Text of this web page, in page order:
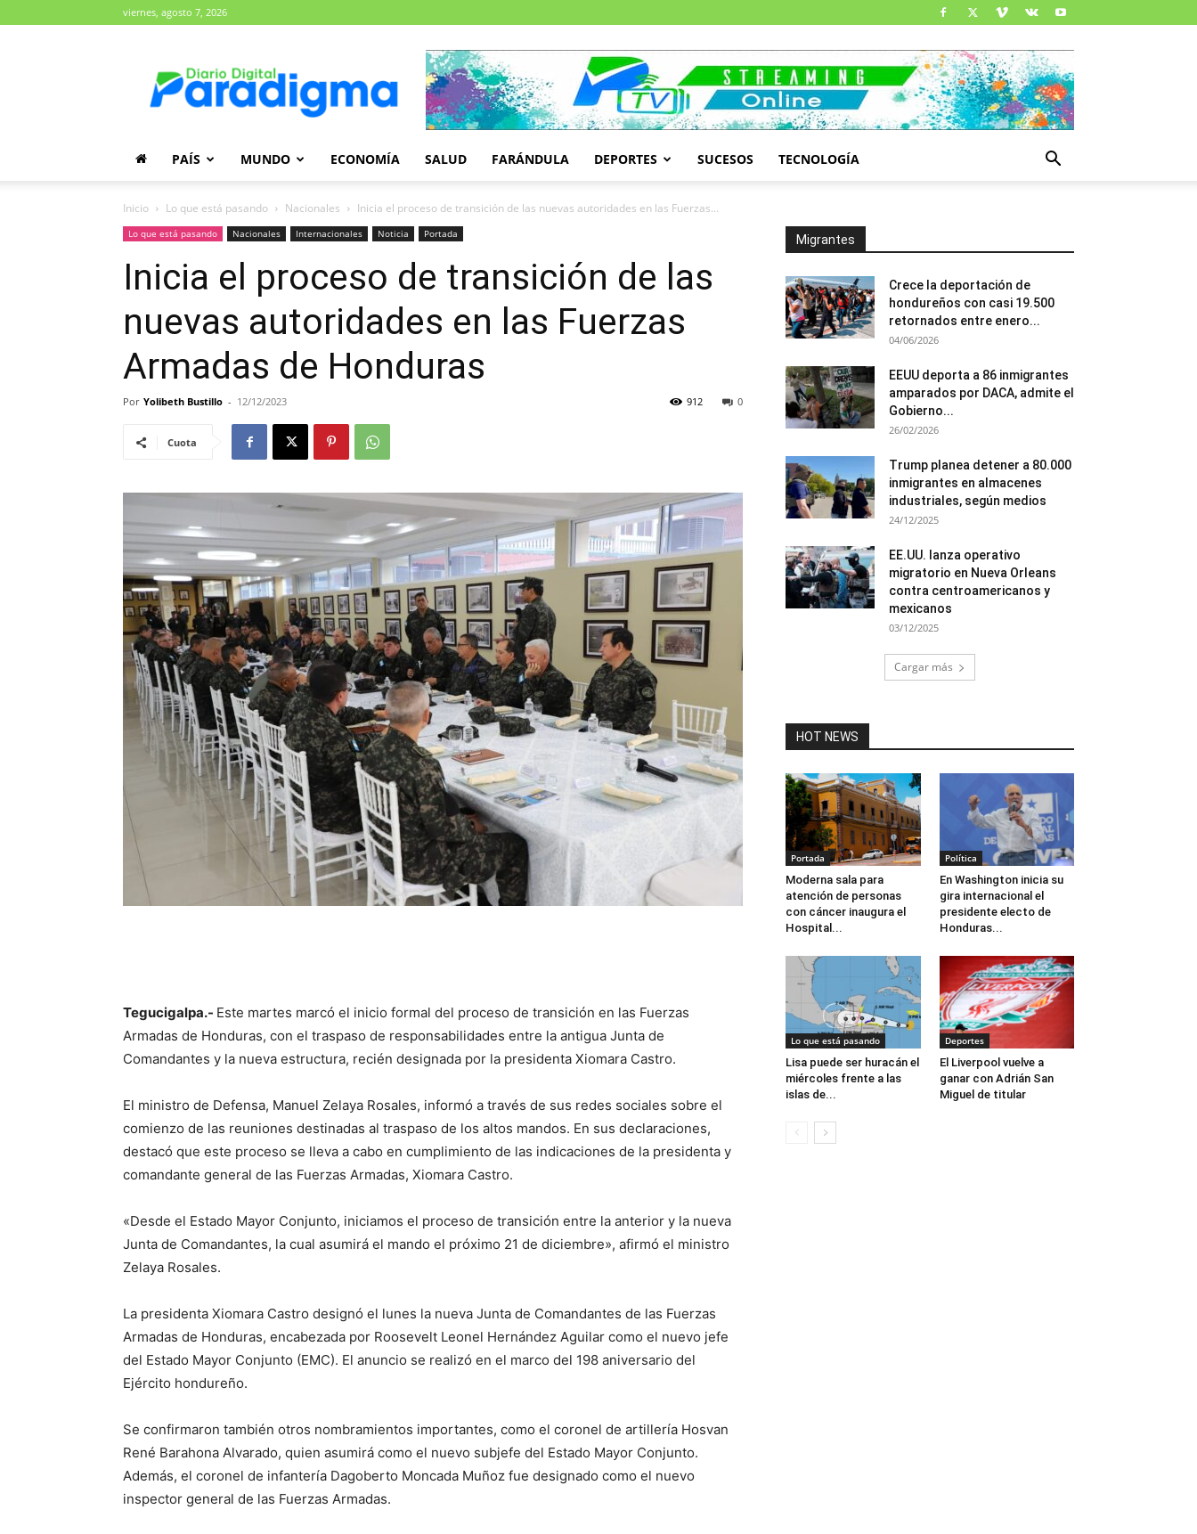
viernes, agosto 7, 2026
Paradigma
PAÍS MUNDO ECONOMÍA SALUD FARÁNDULA DEPORTES SUCESOS TECNOLOGÍA
Inicio Lo que está pasando Nacionales Inicia el proceso de transición de las nuevas autoridades en las Fuerzas...
Lo que está pasando Nacionales Internacionales Noticia Portada
Inicia el proceso de transición de las
nuevas autoridades en las Fuerzas
Armadas de Honduras
Por Yolibeth Bustillo - 12/12/2023 0
912
Cuota
Tegucigalpa.- Este martes marcó el inicio formal del proceso de transición en las Fuerzas
Armadas de Honduras, con el traspaso de responsabilidades entre la antigua Junta de
Comandantes y la nueva estructura, recién designada por la presidenta Xiomara Castro.
El ministro de Defensa, Manuel Zelaya Rosales, informó a través de sus redes sociales sobre el
comienzo de las reuniones destinadas al traspaso de los altos mandos. En sus declaraciones,
destacó que este proceso se lleva a cabo en cumplimiento de las indicaciones de la presidenta y
comandante general de las Fuerzas Armadas, Xiomara Castro.
«Desde el Estado Mayor Conjunto, iniciamos el proceso de transición entre la anterior y la nueva
Junta de Comandantes, la cual asumirá el mando el próximo 21 de diciembre», afirmó el ministro
Zelaya Rosales.
La presidenta Xiomara Castro designó el lunes la nueva Junta de Comandantes de las Fuerzas
Armadas de Honduras, encabezada por Roosevelt Leonel Hernández Aguilar como el nuevo jefe
del Estado Mayor Conjunto (EMC). El anuncio se realizó en el marco del 198 aniversario del
Ejército hondureño.
Se confirmaron también otros nombramientos importantes, como el coronel de artillería Hosvan
René Barahona Alvarado, quien asumirá como el nuevo subjefe del Estado Mayor Conjunto.
Además, el coronel de infantería Dagoberto Moncada Muñoz fue designado como el nuevo
inspector general de las Fuerzas Armadas.
Migrantes
Crece la deportación de
hondureños con casi 19.500
retornados entre enero...
04/06/2026
EEUU deporta a 86 inmigrantes
amparados por DACA, admite el
Gobierno...
26/02/2026
Trump planea detener a 80.000
inmigrantes en almacenes
industriales, según medios
24/12/2025
EE.UU. lanza operativo
migratorio en Nueva Orleans
contra centroamericanos y
mexicanos
03/12/2025
Cargar más
HOT NEWS
Portada
Moderna sala para
atención de personas
con cáncer inaugura el
Hospital...
Política
En Washington inicia su
gira internacional el
presidente electo de
Honduras...
Lo que está pasando
Lisa puede ser huracán el
miércoles frente a las
islas de...
Deportes
El Liverpool vuelve a
ganar con Adrián San
Miguel de titular